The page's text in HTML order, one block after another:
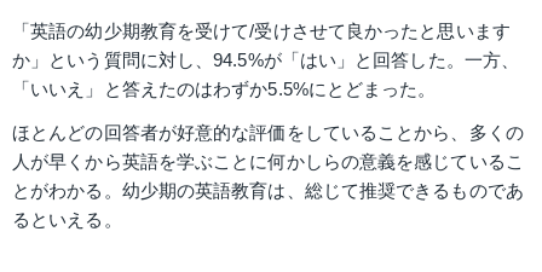
「英語の幼少期教育を受けて/受けさせて良かったと思います
か」という質問に対し、94.5%が「はい」と回答した。一方、
「いいえ」と答えたのはわずか5.5%にとどまった。
ほとんどの回答者が好意的な評価をしていることから、多くの
人が早くから英語を学ぶことに何かしらの意義を感じているこ
とがわかる。幼少期の英語教育は、総じて推奨できるものであ
るといえる。